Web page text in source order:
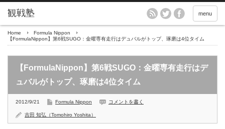
menu
Home
Formula Nippon
【FormulaNippon】第6戦SUGO：金曜専有走行はデュバルがトップ、琢磨は4位タイム
【FormulaNippon】第6戦SUGO：金曜専有走行はデ
ュバルがトップ、琢磨は4位タイム
2012/9/21 Formula Nippon コメントを書く
吉田 知弘（Tomohiro Yoshita）